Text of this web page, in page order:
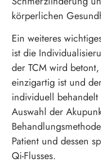
körperlichen
Ein weiteres
ist die
der TCM wird
einzigartig ist und
individuell
Auswahl der
Patient und dessen
Qi-Flusses.